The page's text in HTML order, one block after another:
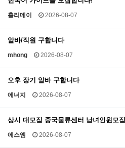
홀리데이 2026-08-07
알바/직원 구합니다
mhong 2026-08-07
오후 장기 알바 구합니다
에너지 2026-08-07
상시 대모집 중국물류센터 남녀인원모집
에스엠 2026-08-07